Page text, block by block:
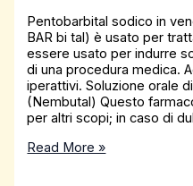
Pentobarbital sodico in
BAR bi tal) è usato per
essere usato per indurre
di una procedura medica.
iperattivi. Soluzione orale
(Nembutal) Questo
per altri scopi; in caso di
Read More »